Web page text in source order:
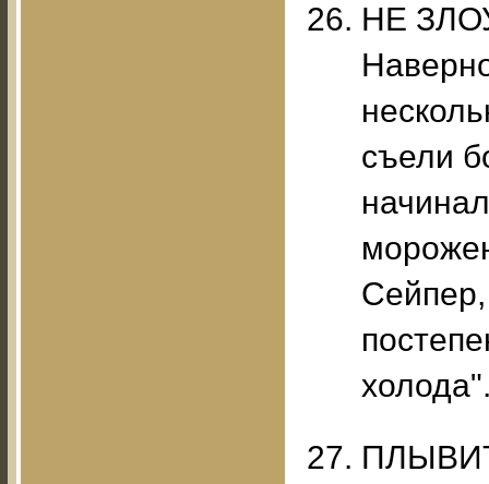
НЕ
съели